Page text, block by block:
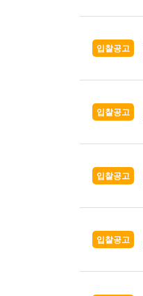
입찰공고
입찰공고
입찰공고
입찰공고